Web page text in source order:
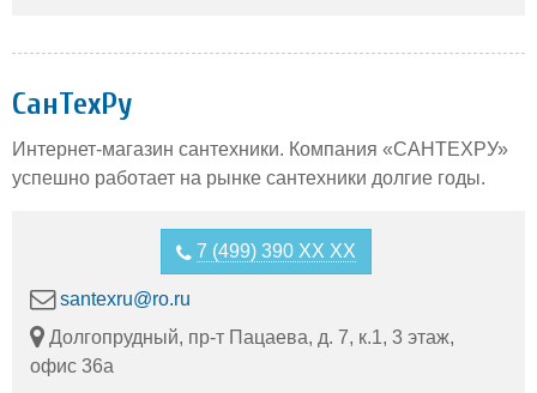
СанТехРу
Интернет-магазин сантехники. Компания «САНТЕХРУ»
успешно работает на рынке сантехники долгие годы.
7 (499) 390 XX XX
santexru@ro.ru
Долгопрудный, пр-т Пацаева, д. 7, к.1, 3 этаж,
офис 36а